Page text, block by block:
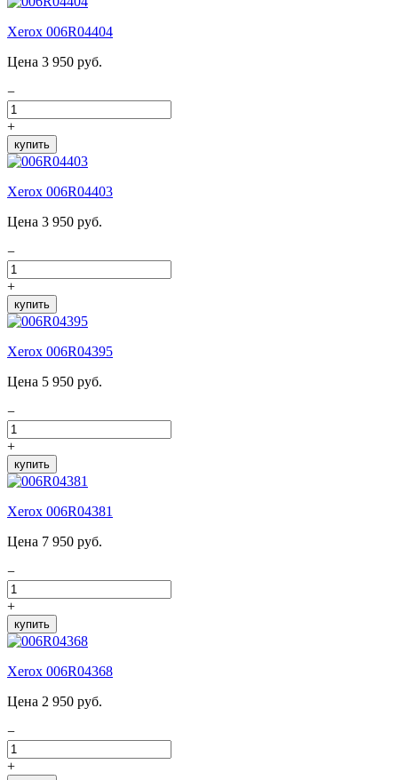
Xerox 006R04404
Цена 3 950 руб.
−
+
купить
Xerox 006R04403
Цена 3 950 руб.
−
+
купить
Xerox 006R04395
Цена 5 950 руб.
−
+
купить
Xerox 006R04381
Цена 7 950 руб.
−
+
купить
Xerox 006R04368
Цена 2 950 руб.
−
+